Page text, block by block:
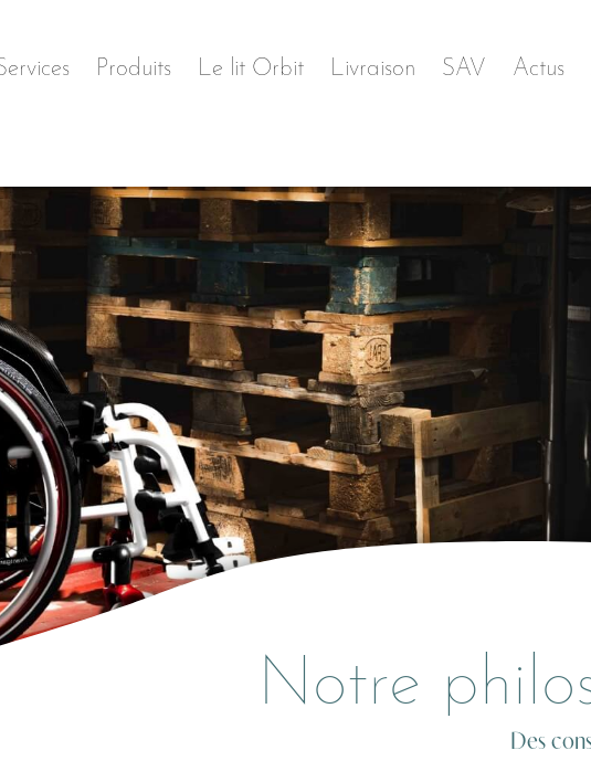
Produits Le lit Orbit Livraison SAV Actus
Notre
Des